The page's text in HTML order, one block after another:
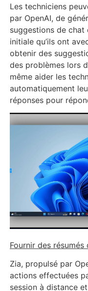
Les techniciens
par OpenAI, de
suggestions de
initiale qu’ils ont
obtenir des
des problèmes lors
même aider les
automatiquement
réponses pour
Fournir des résumés
Zia, propulsé par
actions effectuées
session à distance